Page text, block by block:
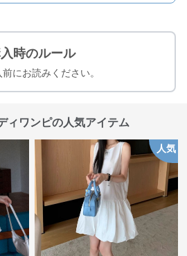
時のルール
にお読みください。
ィワンピの人気アイテム
人気